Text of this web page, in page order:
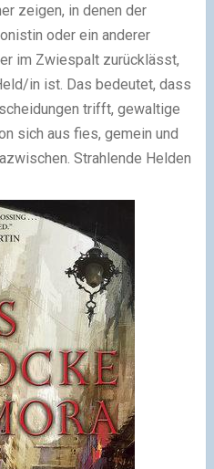
zeigen, in denen der
oder ein anderer
im Zwiespalt zurücklässt,
in ist. Das bedeutet, dass
trifft, gewaltige
sich aus fies, gemein und
Strahlende Helden